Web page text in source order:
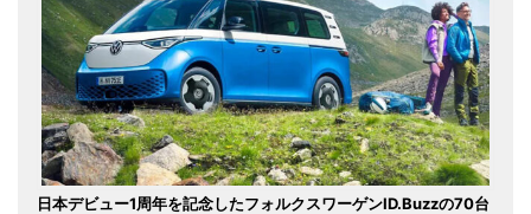
日本デビュー1周年を記念したフォルクスワーゲンID.Buzzの70台